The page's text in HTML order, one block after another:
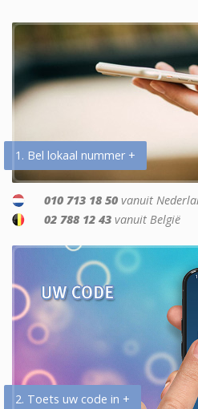
1. Bel lokaal nummer +
010 713 18 50 vanuit
02 788 12 43 vanuit België
2. Toets uw code in +